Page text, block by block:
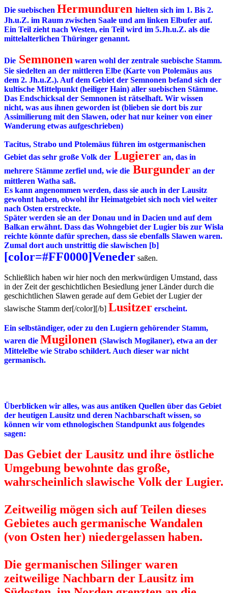
Die suebischen Hermunduren hielten sich im 1. Bis 2.
Jh.u.Z. im Raum zwischen Saale und am linken Elbufer auf.
Ein Teil zieht nach Westen, ein Teil wird im 5.Jh.u.Z. als die
mittelalterlichen Thüringer genannt.
Die Semnonen waren wohl der zentrale suebische Stamm.
Sie siedelten an der mittleren Elbe (Karte von Ptolemäus aus
dem 2. Jh.u.Z.). Auf dem Gebiet der Semnonen befand sich der
kultische Mittelpunkt (heiliger Hain) aller suebischen Stämme.
Das Endschicksal der Semnonen ist rätselhaft. Wir wissen
nicht, was aus ihnen geworden ist (blieben sie dort bis zur
Assimilierung mit den Slawen, oder hat nur keiner von einer
Wanderung etwas aufgeschrieben)
Tacitus, Strabo und Ptolemäus führen im ostgermanischen
Gebiet das sehr große Volk der Lugierer an, das in
mehrere Stämme zerfiel und, wie die Burgunder an der
mittleren Watha saß.
Es kann angenommen werden, dass sie auch in der Lausitz
gewohnt haben, obwohl ihr Heimatgebiet sich noch viel weiter
nach Osten erstreckte.
Später werden sie an der Donau und in Dacien und auf dem
Balkan erwähnt. Dass das Wohngebiet der Lugier bis zur Wisla
reichte könnte dafür sprechen, dass sie ebenfalls Slawen waren.
Zumal dort auch unstrittig die slawischen [b]
[color=#FF0000]Veneder saßen.
Schließlich haben wir hier noch den merkwürdigen Umstand, dass
in der Zeit der geschichtlichen Besiedlung jener Länder durch die
geschichtlichen Slawen gerade auf dem Gebiet der Lugier der
slawische Stamm der[/color][/b] Lusitzer erscheint.
Ein selbständiger, oder zu den Lugiern gehörender Stamm,
waren die Mugilonen (Slawisch Mogilaner), etwa an der
Mittelelbe wie Strabo schildert. Auch dieser war nicht
germanisch.
Überblicken wir alles, was aus antiken Quellen über das Gebiet
der heutigen Lausitz und deren Nachbarschaft wissen, so
können wir vom ethnologischen Standpunkt aus folgendes
sagen:
Das Gebiet der Lausitz und ihre östliche
Umgebung bewohnte das große,
wahrscheinlich slawische Volk der Lugier.
Zeitweilig mögen sich auf Teilen dieses
Gebietes auch germanische Wandalen
(von Osten her) niedergelassen haben.
Die germanischen Silinger waren
zeitweilige Nachbarn der Lausitz im